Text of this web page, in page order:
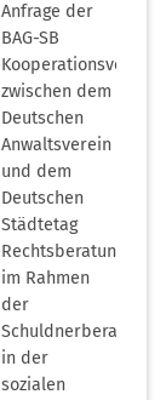
Anfrage der
BAG-SB
zwischen dem
Deutschen
Anwaltsverein
und dem
Deutschen
Städtetag
Rechtsberatung
im Rahmen
der
Schuldnerberatung
in der
sozialen